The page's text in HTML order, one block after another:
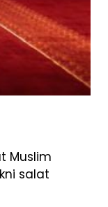
Muslim
salat